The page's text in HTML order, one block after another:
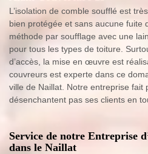
L’isolation de comble soufflé est
bien protégée et sans aucune fuite
méthode par soufflage avec une
pour tous les types de toiture.
d’accès, la mise en œuvre est
couvreurs est experte dans ce
ville de Naillat. Notre entreprise fait
désenchantent pas ses clients en
Service de notre Entreprise
dans le Naillat